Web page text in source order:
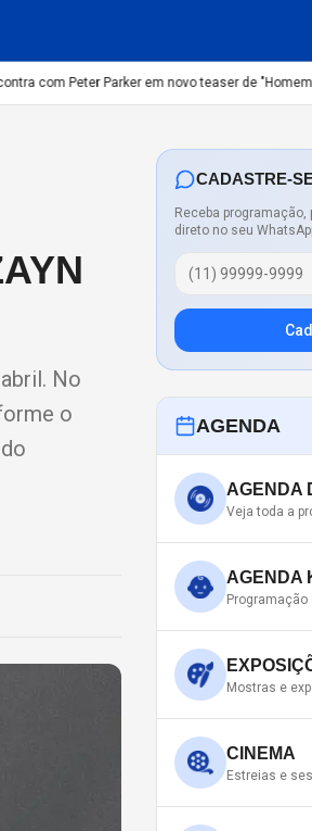
com Peter Parker em novo teaser de "Homem-
No
o
CADASTRE-
Receba
direto no seu
AGENDA
AGENDA
Veja toda a
AGENDA
Mostras e
CINEMA
Estreias e